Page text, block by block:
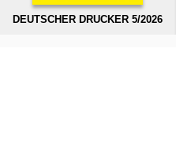
DEUTSCHER DRUCKER 5/2026